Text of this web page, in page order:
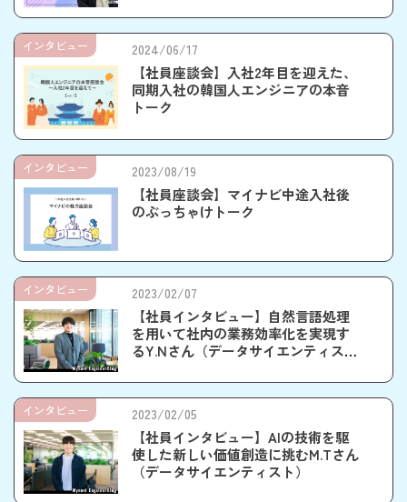
2024/06/17
【社員座談会】入社2年目を迎えた、
同期入社の韓国人エンジニアの本音
トーク
インタビュー
2023/08/19
【社員座談会】マイナビ中途入社後
のぶっちゃけトーク
インタビュー
2023/02/07
【社員インタビュー】自然言語処理
を用いて社内の業務効率化を実現す
るY.Nさん（データサイエンティス
インタビュー
2023/02/05
【社員インタビュー】AIの技術を駆
使した新しい価値創造に挑むM.Tさん
（データサイエンティスト）
インタビュー